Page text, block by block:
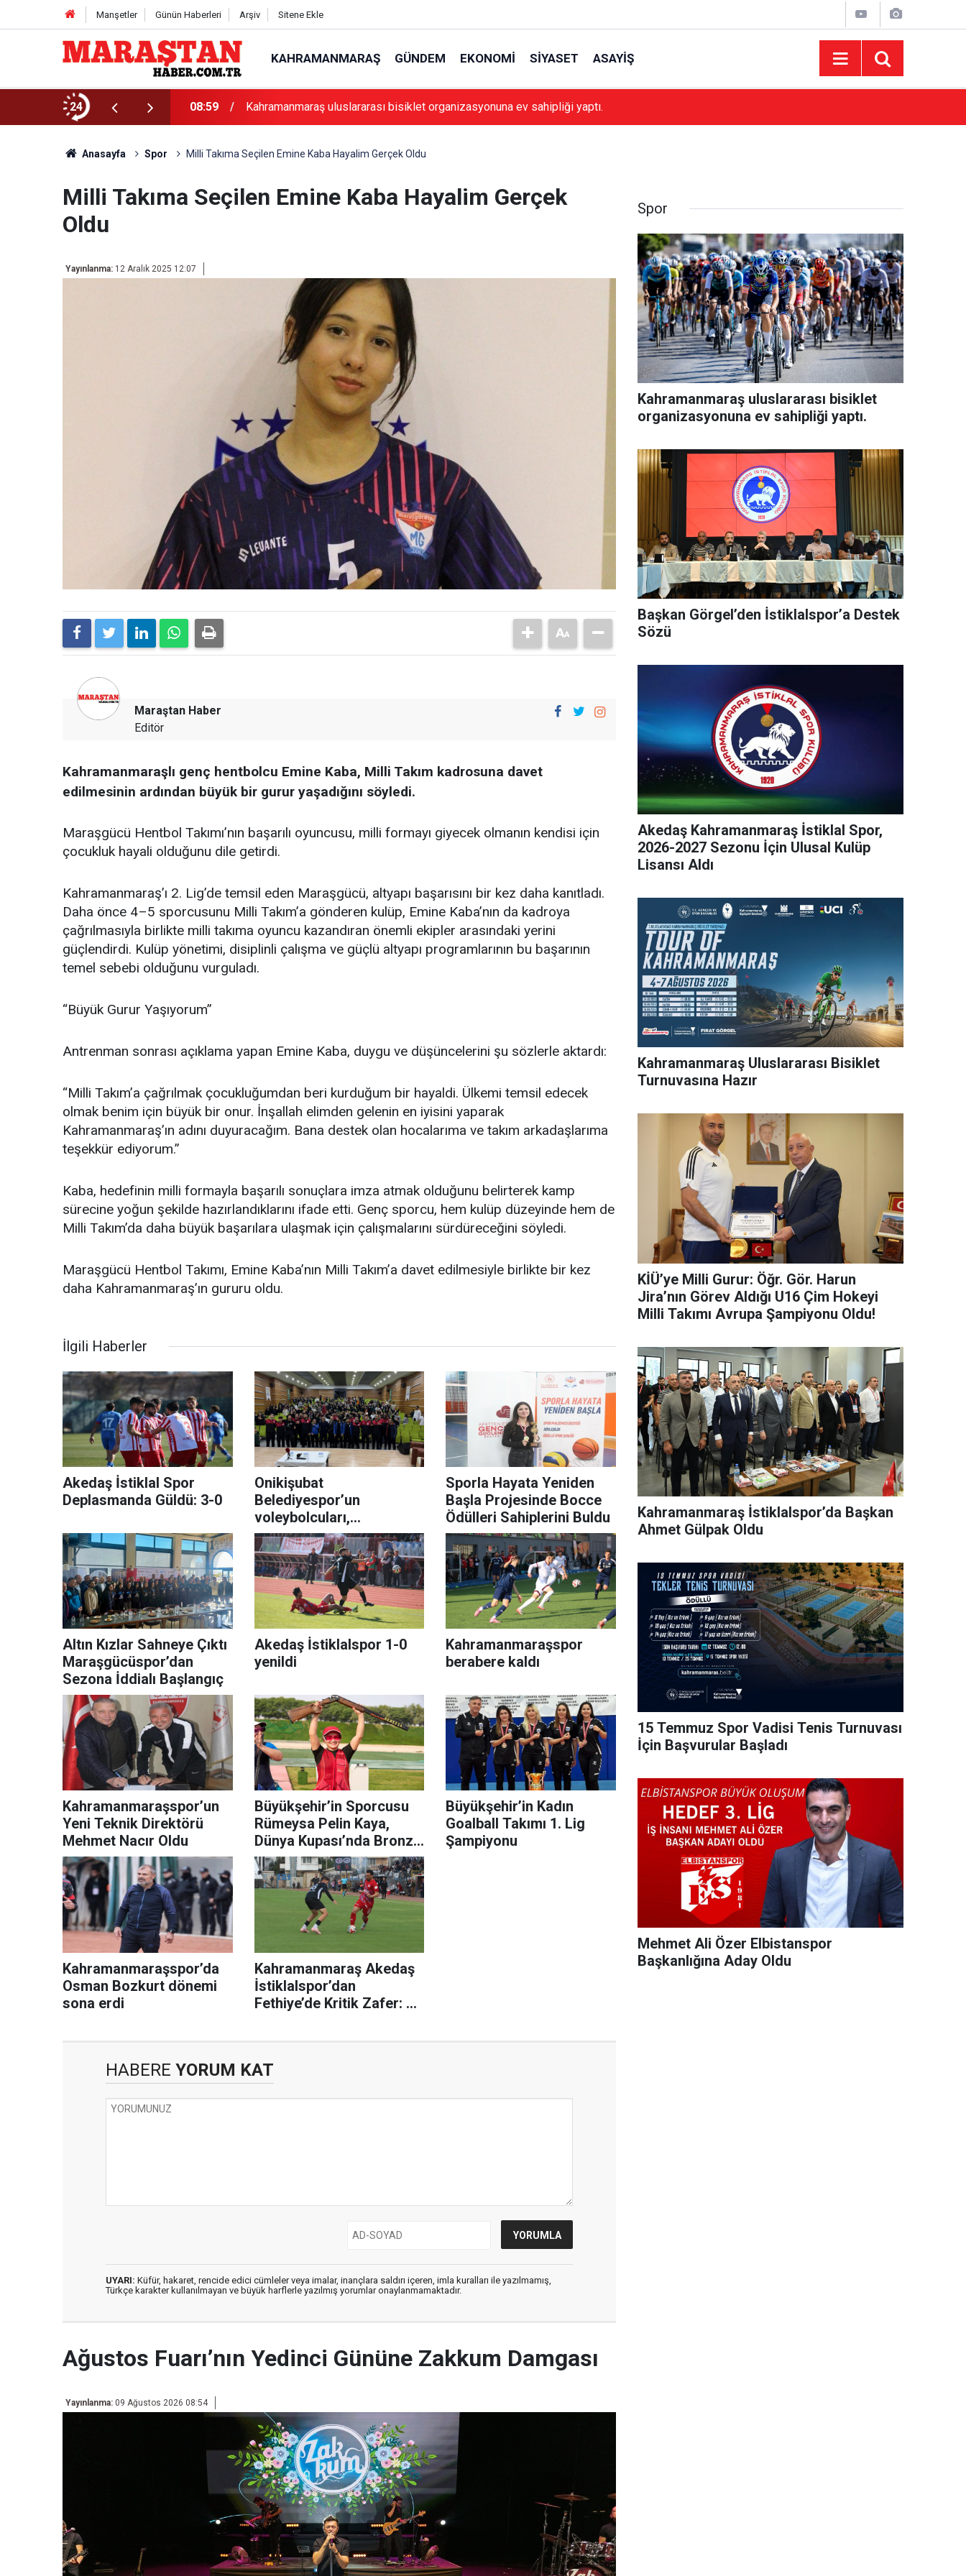
Manşetler Günün Haberleri Arşiv Sitene Ekle
KAHRAMANMARAŞ GÜNDEM EKONOMI SIYASET ASAYIŞ
24
İki Programla Devam Edecek 08:59 Kahramanmaraş uluslararası bisiklet organizasyonuna ev sahipliği yaptı.
Anasayfa Spor Milli Takıma Seçilen Emine Kaba Hayalim Gerçek Oldu
Milli Takıma Seçilen Emine Kaba Hayalim Gerçek
Oldu
Yayınlanma: 12 Aralık 2025 12:07
Maraştan Haber
Editör
Kahramanmaraşlı genç hentbolcu Emine Kaba, Milli Takım kadrosuna davet
edilmesinin ardından büyük bir gurur yaşadığını söyledi.
Maraşgücü Hentbol Takımı’nın başarılı oyuncusu, milli formayı giyecek olmanın kendisi için
çocukluk hayali olduğunu dile getirdi.
Kahramanmaraş’ı 2. Lig’de temsil eden Maraşgücü, altyapı başarısını bir kez daha kanıtladı.
Daha önce 4–5 sporcusunu Milli Takım’a gönderen kulüp, Emine Kaba’nın da kadroya
çağrılmasıyla birlikte milli takıma oyuncu kazandıran önemli ekipler arasındaki yerini
güçlendirdi. Kulüp yönetimi, disiplinli çalışma ve güçlü altyapı programlarının bu başarının
temel sebebi olduğunu vurguladı.
“Büyük Gurur Yaşıyorum”
Antrenman sonrası açıklama yapan Emine Kaba, duygu ve düşüncelerini şu sözlerle aktardı:
“Milli Takım’a çağrılmak çocukluğumdan beri kurduğum bir hayaldi. Ülkemi temsil edecek
olmak benim için büyük bir onur. İnşallah elimden gelenin en iyisini yaparak
Kahramanmaraş’ın adını duyuracağım. Bana destek olan hocalarıma ve takım arkadaşlarıma
teşekkür ediyorum.”
Kaba, hedefinin milli formayla başarılı sonuçlara imza atmak olduğunu belirterek kamp
sürecine yoğun şekilde hazırlandıklarını ifade etti. Genç sporcu, hem kulüp düzeyinde hem de
Milli Takım’da daha büyük başarılara ulaşmak için çalışmalarını sürdüreceğini söyledi.
Maraşgücü Hentbol Takımı, Emine Kaba’nın Milli Takım’a davet edilmesiyle birlikte bir kez
daha Kahramanmaraş’ın gururu oldu.
İlgili Haberler
Akedaş İstiklal Spor
Deplasmanda Güldü: 3-0
Onikişubat
Belediyespor’un
voleybolcuları,
Kahramanmaraşlı
gençlere ilham oluyor
Sporla Hayata Yeniden
Başla Projesinde Bocce
Ödülleri Sahiplerini Buldu
Altın Kızlar Sahneye Çıktı
Maraşgücüspor’dan
Sezona İddialı Başlangıç
Akedaş İstiklalspor 1-0
yenildi
Kahramanmaraşspor
berabere kaldı
Kahramanmaraşspor’un
Yeni Teknik Direktörü
Mehmet Nacır Oldu
Büyükşehir’in Sporcusu
Rümeysa Pelin Kaya,
Dünya Kupası’nda Bronz
Madalya Kazandı
Büyükşehir’in Kadın
Goalball Takımı 1. Lig
Şampiyonu
Kahramanmaraşspor’da
Osman Bozkurt dönemi
sona erdi
Kahramanmaraş Akedaş
İstiklalspor’dan
Fethiye’de Kritik Zafer: 4-
HABERE YORUM KAT
UYARI: Küfür, hakaret, rencide edici cümleler veya imalar, inançlara saldırı içeren, imla kuralları ile yazılmamış,
Türkçe karakter kullanılmayan ve büyük harflerle yazılmış yorumlar onaylanmamaktadır.
Ağustos Fuarı’nın Yedinci Gününe Zakkum Damgası
Yayınlanma: 09 Ağustos 2026 08:54
Spor
Kahramanmaraş uluslararası bisiklet
organizasyonuna ev sahipliği yaptı.
Başkan Görgel’den İstiklalspor’a Destek
Sözü
Akedaş Kahramanmaraş İstiklal Spor,
2026-2027 Sezonu İçin Ulusal Kulüp
Lisansı Aldı
Kahramanmaraş Uluslararası Bisiklet
Turnuvasına Hazır
KİÜ’ye Milli Gurur: Öğr. Gör. Harun
Jira’nın Görev Aldığı U16 Çim Hokeyi
Milli Takımı Avrupa Şampiyonu Oldu!
Kahramanmaraş İstiklalspor’da Başkan
Ahmet Gülpak Oldu
15 Temmuz Spor Vadisi Tenis Turnuvası
İçin Başvurular Başladı
Mehmet Ali Özer Elbistanspor
Başkanlığına Aday Oldu